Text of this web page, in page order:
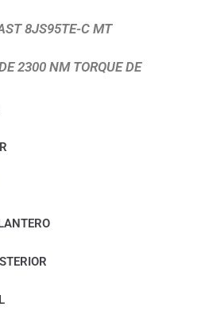
8JS95TE-C MT
2300 NM TORQUE DE